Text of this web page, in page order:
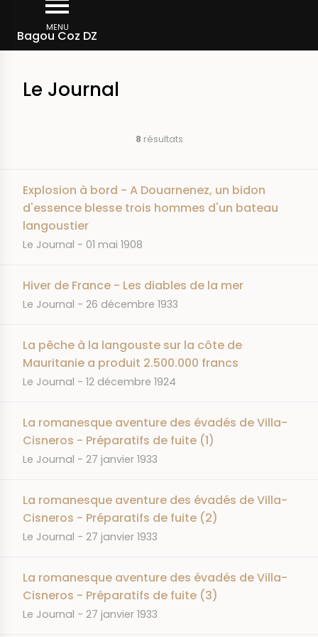
contenu
MENU
Bagou Coz DZ
d'Ariane
Accueil
Le Journal
8 résultats
Explosion à bord - A Douarnenez, un bidon
d'essence blesse trois hommes d'un bateau
langoustier
JOURNAL
Le Journal DATE
01 mai 1908
Hiver de France - Les diables de la mer
JOURNAL
Le Journal DATE
26 décembre 1933
La pêche à la langouste sur la côte de
Mauritanie a produit 2.500.000 francs
JOURNAL
Le Journal DATE
12 décembre 1924
La romanesque aventure des évadés de Villa-
Cisneros - Préparatifs de fuite (1)
JOURNAL
Le Journal DATE
27 janvier 1933
La romanesque aventure des évadés de Villa-
Cisneros - Préparatifs de fuite (2)
JOURNAL
Le Journal DATE
27 janvier 1933
La romanesque aventure des évadés de Villa-
Cisneros - Préparatifs de fuite (3)
JOURNAL
Le Journal DATE
27 janvier 1933